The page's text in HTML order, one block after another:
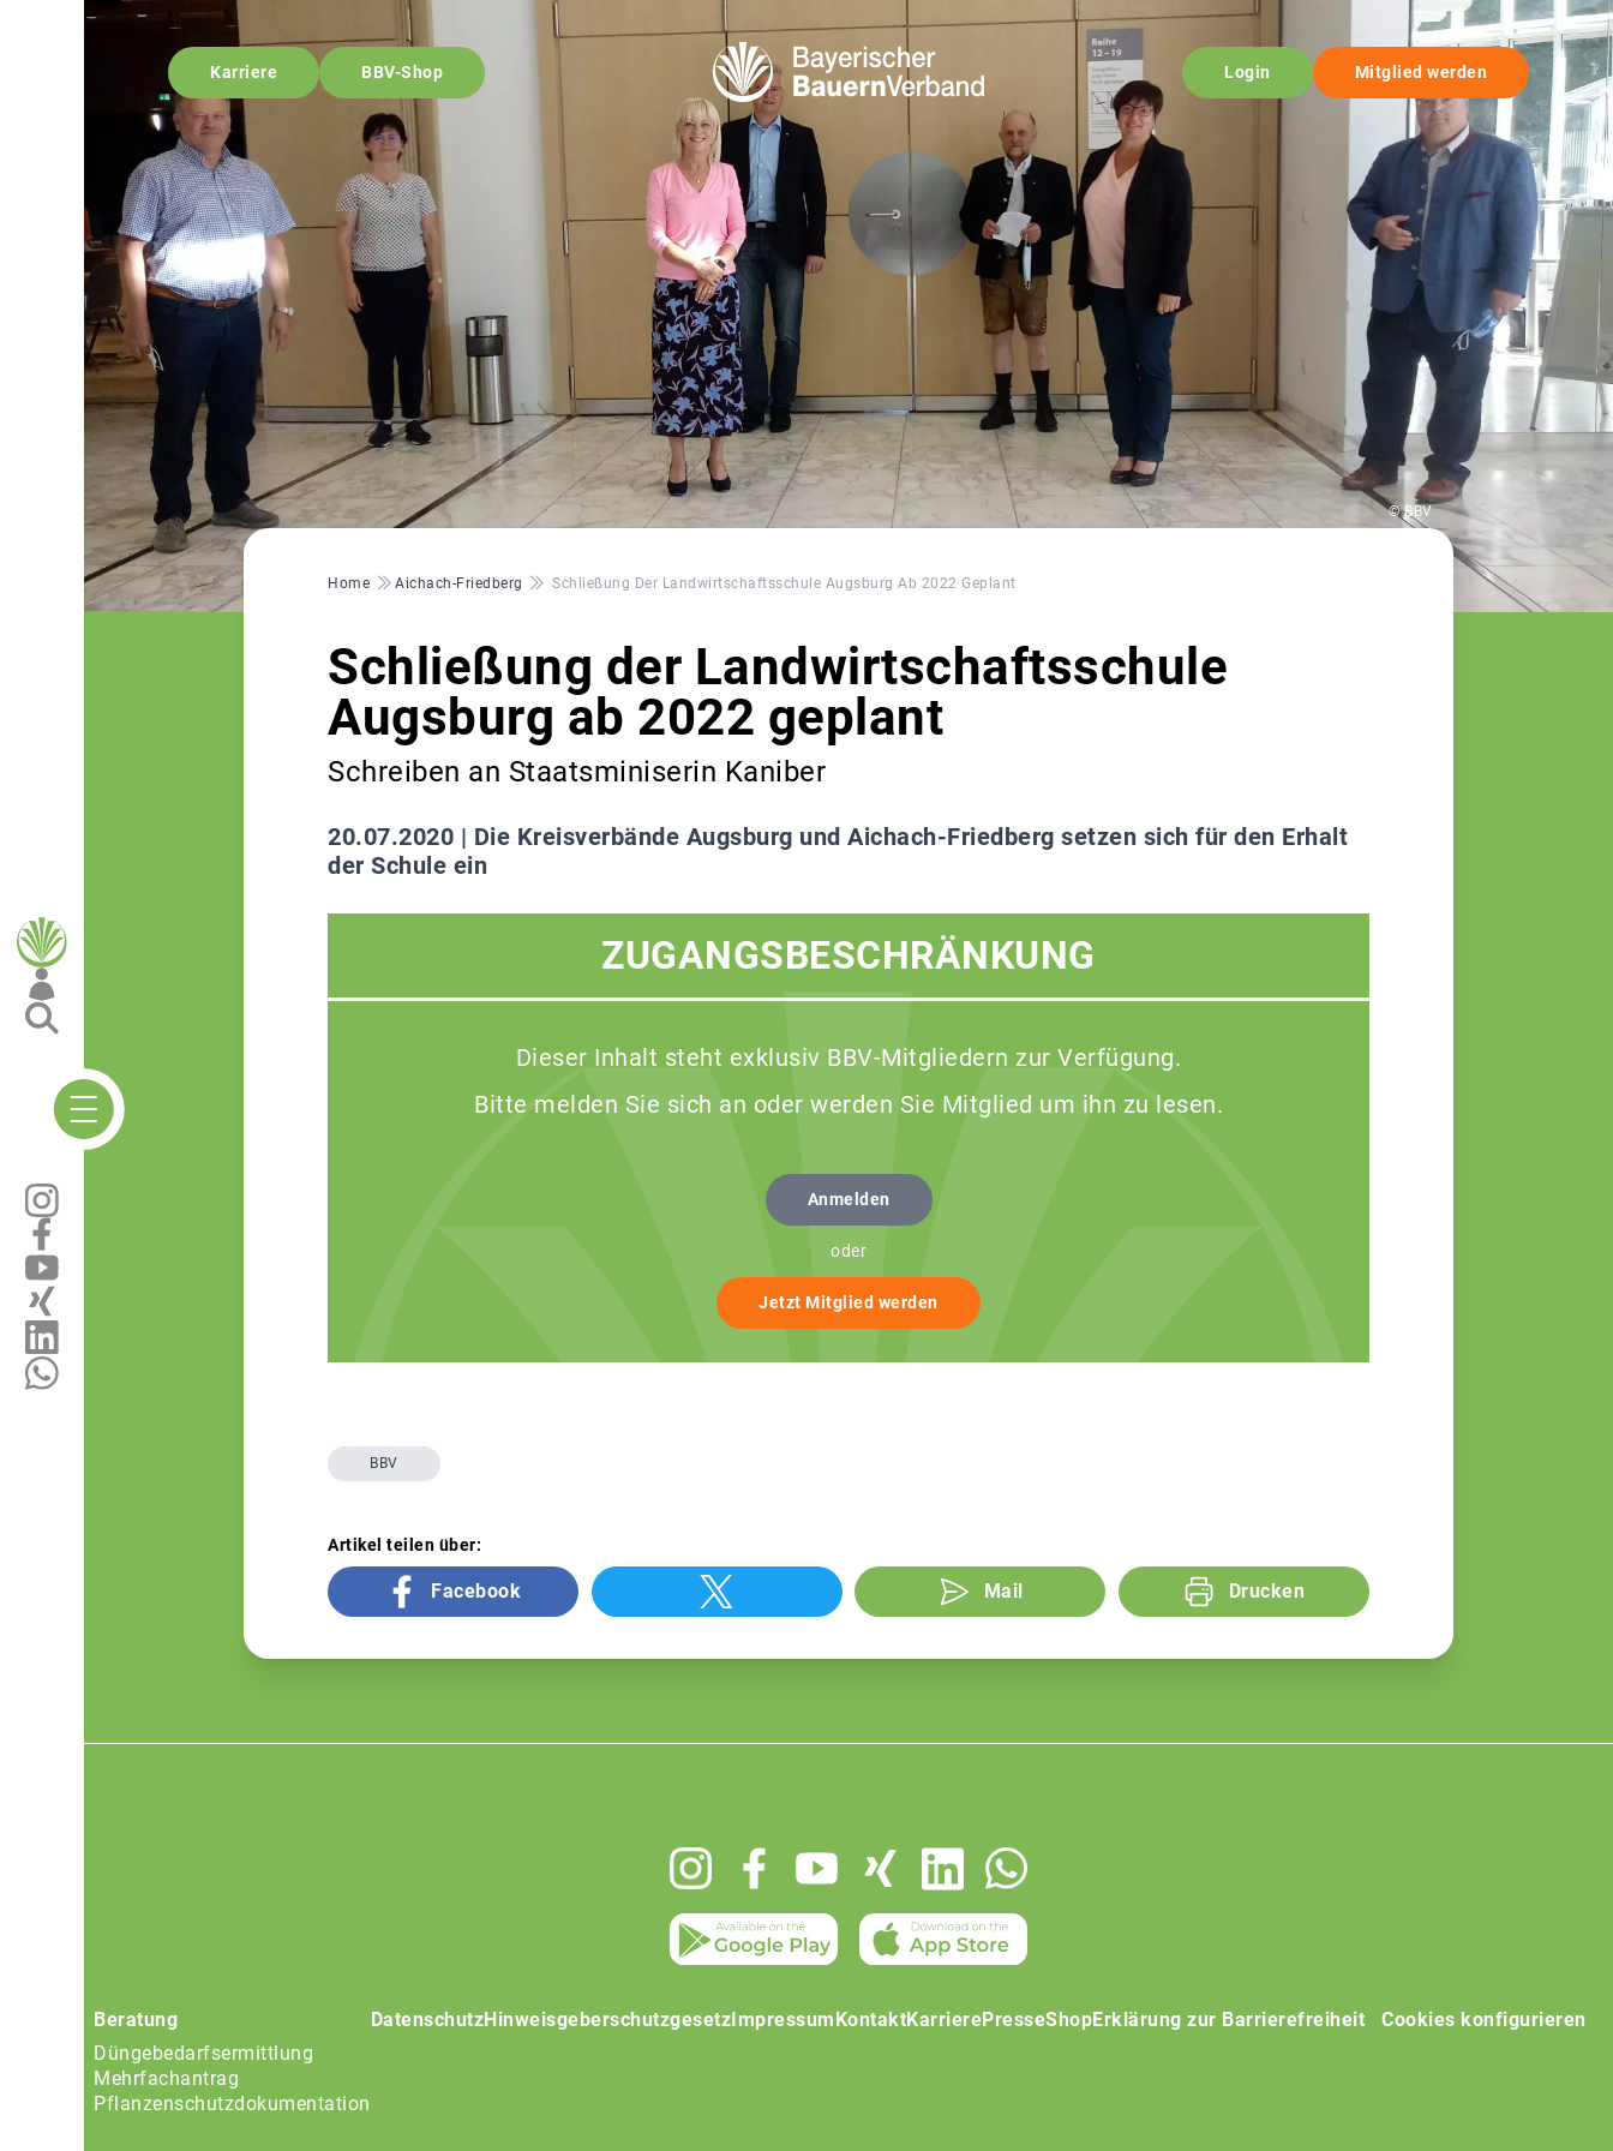
Karriere BBV-Shop Login Mitglied werden
© BBV
Pfadnavigation
Home Aichach-Friedberg Schließung Der Landwirtschaftsschule Augsburg Ab 2022 Geplant
Schließung der Landwirtschaftsschule
Augsburg ab 2022 geplant
Schreiben an Staatsminiserin Kaniber
20.07.2020 | Die Kreisverbände Augsburg und Aichach-Friedberg setzen sich für den Erhalt
der Schule ein
ZUGANGSBESCHRÄNKUNG
Dieser Inhalt steht exklusiv BBV-Mitgliedern zur Verfügung.
Bitte melden Sie sich an oder werden Sie Mitglied um ihn zu lesen.
Anmelden
oder
Jetzt Mitglied werden
BBV
Artikel teilen über:
Facebook Mail Drucken
Beratung
Düngebedarfsermittlung
Mehrfachantrag
Pflanzenschutzdokumentation
DatenschutzHinweisgeberschutzgesetzImpressumKontaktKarrierePresseShopErklärung zur Barrierefreiheit Cookies konfigurieren